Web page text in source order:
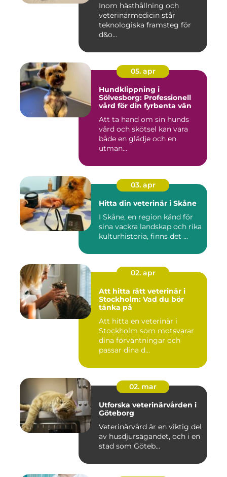
Inom hästhållning och
veterinärmedicin står
teknologiska framsteg för
d&o...
05. apr
Hundklippning i
Sölvesborg: Professionell
vård för din fyrbenta vän
Att ta hand om sin hunds
vård och skötsel kan vara
både en glädje och en
utman...
03. apr
Hitta din veterinär i Skåne
I Skåne, en region känd för
sina vackra landskap och rika
kulturhistoria, finns det ...
02. apr
Att hitta rätt veterinär i
Stockholm: Vad du bör
tänka på
Att hitta en veterinär i
Stockholm som motsvarar
dina förväntningar och
passar dina d...
02. mar
Utforska veterinärvården i
Göteborg
Veterinärvård är en viktig del
av husdjursägandet, och i en
stad som Göteb...